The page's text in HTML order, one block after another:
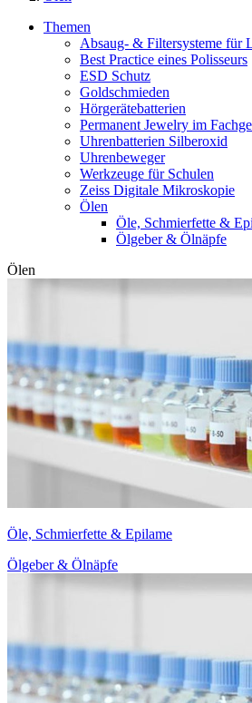
Themen
Absaug- & Filtersysteme für
Best Practice eines Polisseurs
ESD Schutz
Goldschmieden
Hörgerätebatterien
Permanent Jewelry im
Uhrenbatterien Silberoxid
Uhrenbeweger
Werkzeuge für Schulen
Zeiss Digitale Mikroskopie
Ölen
Öle, Schmierfette &
Ölgeber & Ölnäpfe
Ölen
Öle, Schmierfette & Epilame
Ölgeber & Ölnäpfe